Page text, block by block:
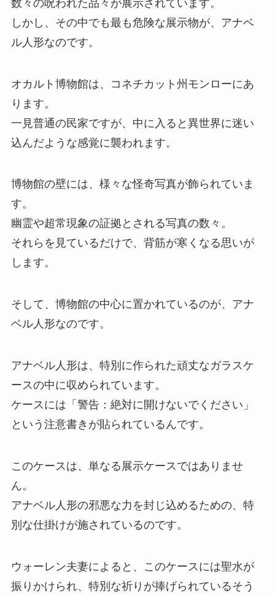
数々の呪われた品々が展示されています。
しかし、その中でも最も危険な展示物が、アナベ
ル人形なのです。
オカルト博物館は、コネチカット州モンローにあ
ります。
一見普通の民家ですが、中に入ると異世界に迷い
込んだような感覚に襲われます。
博物館の壁には、様々な怪奇写真が飾られていま
す。
幽霊や超常現象の証拠とされる写真の数々。
それらを見ているだけで、背筋が寒くなる思いが
します。
そして、博物館の中心に置かれているのが、アナ
ベル人形なのです。
アナベル人形は、特別に作られた頑丈なガラスケ
ースの中に収められています。
ケースには「警告：絶対に開けないでください」
という注意書きが貼られているんです。
このケースは、単なる展示ケースではありませ
ん。
アナベル人形の邪悪な力を封じ込めるための、特
別な仕掛けが施されているのです。
ウォーレン夫妻によると、このケースには聖水が
振りかけられ、特別な祈りが捧げられているそう